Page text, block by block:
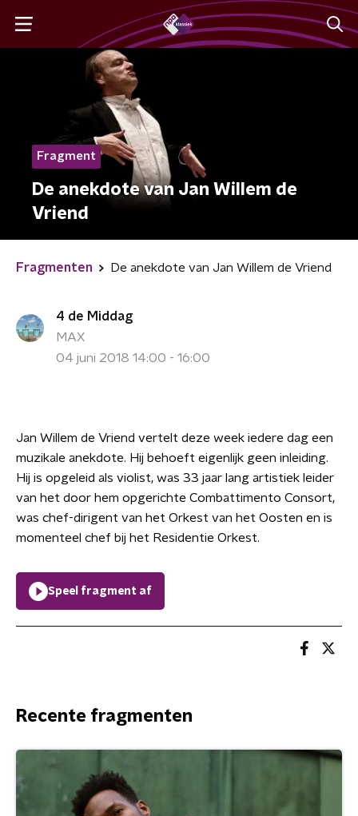
Fragment
De anekdote van Jan Willem de
Vriend
Fragmenten De anekdote van Jan Willem de Vriend
4 de Middag
MAX
04 juni 2018 14:00 - 16:00
Jan Willem de Vriend vertelt deze week iedere dag een
muzikale anekdote. Hij behoeft eigenlijk geen inleiding.
Hij is opgeleid als violist, was 33 jaar lang artistiek leider
van het door hem opgerichte Combattimento Consort,
was chef-dirigent van het Orkest van het Oosten en is
momenteel chef bij het Residentie Orkest.
Speel fragment af
Recente fragmenten